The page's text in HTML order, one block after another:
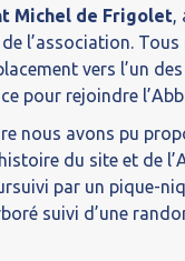
Michel de Frigolet,
l’association.
vers l’un
pour rejoindre
nous avons pu
du site et de
par un pique-
suivi d’une